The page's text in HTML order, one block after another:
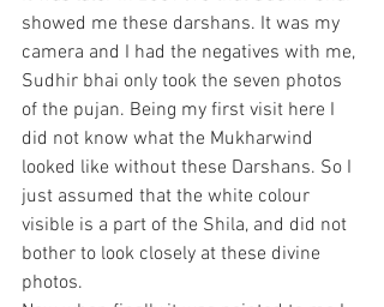
showed me these darshans. It was my
camera and I had the negatives with me,
Sudhir bhai only took the seven photos
of the pujan. Being my first visit here I
did not know what the Mukharwind
looked like without these Darshans. So I
just assumed that the white colour
visible is a part of the Shila, and did not
bother to look closely at these divine
photos.